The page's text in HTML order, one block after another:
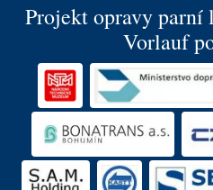
Projekt opravy
Vorlauf